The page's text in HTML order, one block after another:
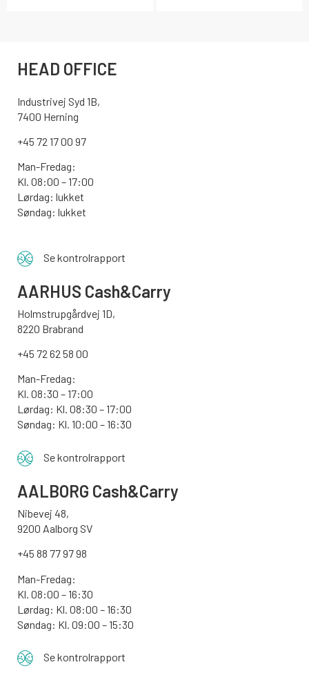
HEAD OFFICE
Industrivej Syd 1B,
7400 Herning
+45 72 17 00 97
Man-Fredag:
Kl. 08:00 – 17:00
Lørdag: lukket
Søndag: lukket
Se kontrolrapport
AARHUS Cash&Carry
Holmstrupgårdvej 1D,
8220 Brabrand
+45 72 62 58 00
Man-Fredag:
Kl. 08:30 – 17:00
Lørdag: Kl. 08:30 – 17:00
Søndag: Kl. 10:00 – 16:30
Se kontrolrapport
AALBORG Cash&Carry
Nibevej 48,
9200 Aalborg SV
+45 88 77 97 98
Man-Fredag:
Kl. 08:00 – 16:30
Lørdag: Kl. 08:00 – 16:30
Søndag: Kl. 09:00 – 15:30
Se kontrolrapport